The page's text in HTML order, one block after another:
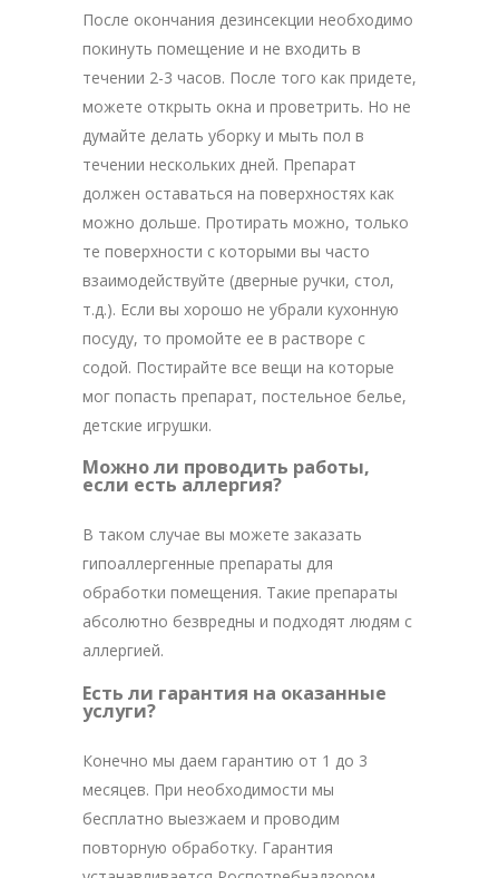
После окончания дезинсекции необходимо
покинуть помещение и не входить в
течении 2-3 часов. После того как придете,
можете открыть окна и проветрить. Но не
думайте делать уборку и мыть пол в
течении нескольких дней. Препарат
должен оставаться на поверхностях как
можно дольше. Протирать можно, только
те поверхности с которыми вы часто
взаимодействуйте (дверные ручки, стол,
т.д.). Если вы хорошо не убрали кухонную
посуду, то промойте ее в растворе с
содой. Постирайте все вещи на которые
мог попасть препарат, постельное белье,
детские игрушки.
Можно ли проводить работы,
если есть аллергия?
В таком случае вы можете заказать
гипоаллергенные препараты для
обработки помещения. Такие препараты
абсолютно безвредны и подходят людям с
аллергией.
Есть ли гарантия на оказанные
услуги?
Конечно мы даем гарантию от 1 до 3
месяцев. При необходимости мы
бесплатно выезжаем и проводим
повторную обработку. Гарантия